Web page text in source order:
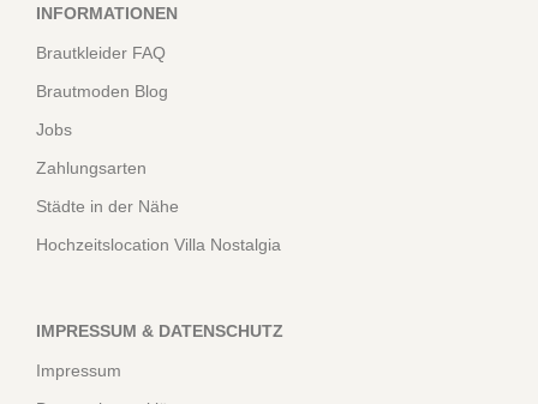
INFORMATIONEN
Brautkleider FAQ
Brautmoden Blog
Jobs
Zahlungsarten
Städte in der Nähe
Hochzeitslocation Villa Nostalgia
IMPRESSUM & DATENSCHUTZ
Impressum